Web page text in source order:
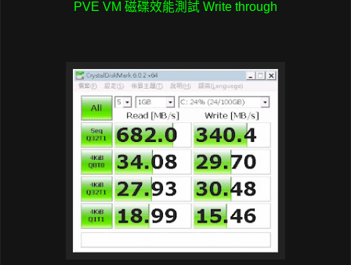
PVE VM 磁碟效能測試 Write through